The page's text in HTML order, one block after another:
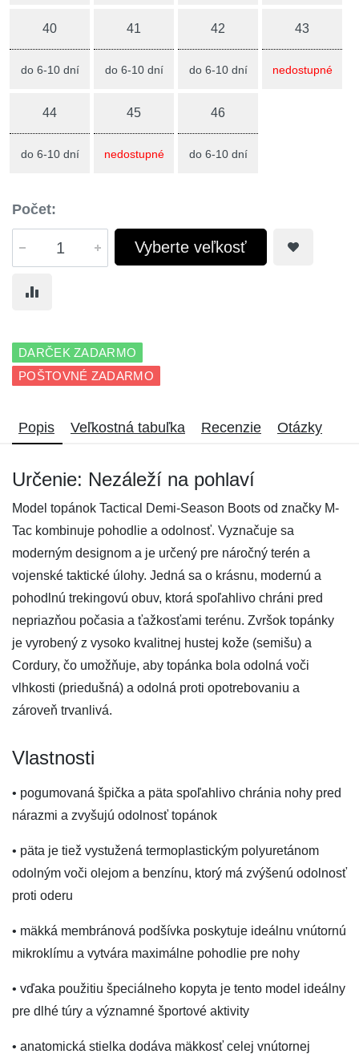
40
do 6-10 dní
41
do 6-10 dní
42
do 6-10 dní
43
nedostupné
44
do 6-10 dní
45
nedostupné
46
do 6-10 dní
Počet:
Vyberte veľkosť
DARČEK ZADARMO
POŠTOVNÉ ZADARMO
Popis Veľkostná tabuľka Recenzie Otázky
Určenie: Nezáleží na pohlaví
Model topánok Tactical Demi-Season Boots od značky M-
Tac kombinuje pohodlie a odolnosť. Vyznačuje sa
moderným designom a je určený pre náročný terén a
vojenské taktické úlohy. Jedná sa o krásnu, modernú a
pohodlnú trekingovú obuv, ktorá spoľahlivo chráni pred
nepriazňou počasia a ťažkosťami terénu. Zvršok topánky
je vyrobený z vysoko kvalitnej hustej kože (semišu) a
Cordury, čo umožňuje, aby topánka bola odolná voči
vlhkosti (priedušná) a odolná proti opotrebovaniu a
zároveň trvanlivá.
Vlastnosti
• pogumovaná špička a päta spoľahlivo chránia nohy pred
nárazmi a zvyšujú odolnosť topánok
• päta je tiež vystužená termoplastickým polyuretánom
odolným voči olejom a benzínu, ktorý má zvýšenú odolnosť
proti oderu
• mäkká membránová podšívka poskytuje ideálnu vnútornú
mikroklímu a vytvára maximálne pohodlie pre nohy
• vďaka použitiu špeciálneho kopyta je tento model ideálny
pre dlhé túry a významné športové aktivity
• anatomická stielka dodáva mäkkosť celej vnútornej